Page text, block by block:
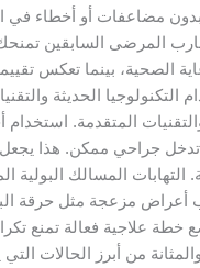
مضاعفات أو أخطاء في
المرضى السابقين
الصحية، بينما تعكس
التكنولوجيا الحديثة
والتقنيات المتقدمة.
جراحي ممكن. هذا يجعل
التهابات المسالك
أعراض مزعجة مثل حرقة
خطة علاجية فعالة تمنع
من أبرز الحالات